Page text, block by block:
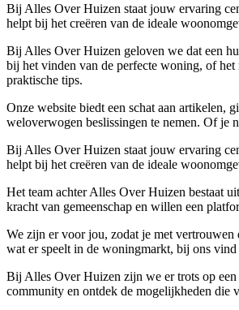
Bij Alles Over Huizen staat jouw ervaring
helpt bij het creëren van de ideale
Bij Alles Over Huizen geloven we dat een
bij het vinden van de perfecte woning, of
praktische tips.
Onze website biedt een schat aan artikelen,
weloverwogen beslissingen te nemen. Of je
Bij Alles Over Huizen staat jouw ervaring
helpt bij het creëren van de ideale
Het team achter Alles Over Huizen bestaat
kracht van gemeenschap en willen een
We zijn er voor jou, zodat je met
wat er speelt in de woningmarkt, bij ons
Bij Alles Over Huizen zijn we er trots op
community en ontdek de mogelijkheden die